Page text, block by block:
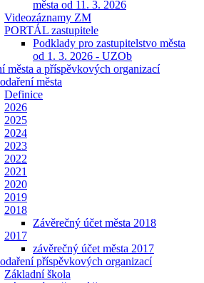
města od 11. 3. 2026
Videozáznamy ZM
PORTÁL zastupitele
Podklady pro zastupitelstvo města
od 1. 3. 2026 - UZOb
města a příspěvkových organizací
města
Definice
2026
2025
2024
2023
2022
2021
2020
2019
2018
Závěrečný účet města 2018
2017
závěrečný účet města 2017
příspěvkových organizací
Základní škola